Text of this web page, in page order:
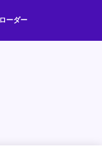
ーダー